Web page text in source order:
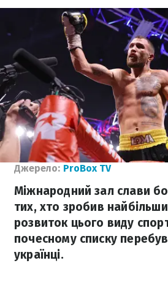
Джерело: ProBox TV
Міжнародний зал слави
тих, хто зробив
розвиток цього виду
почесному списку
українці.